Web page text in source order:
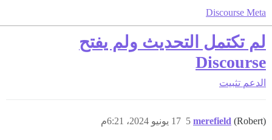
Discourse Meta
لم تكتمل التحديث ولم يفتح
Discourse
الدعم تثبيت
merefield (Robert) 17 يونيو 2024، 6:21م 5